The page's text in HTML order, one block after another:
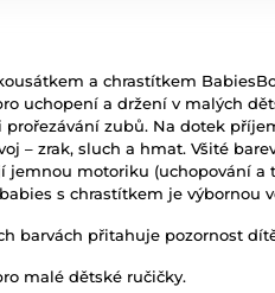
a chrastítkem
uchopení a držení v malých
zubů. Na dotek
– zrak, sluch a hmat. Všité
jemnou motoriku (uchopování
s chrastítkem je
barvách přitahuje pozornost
malé dětské ručičky.